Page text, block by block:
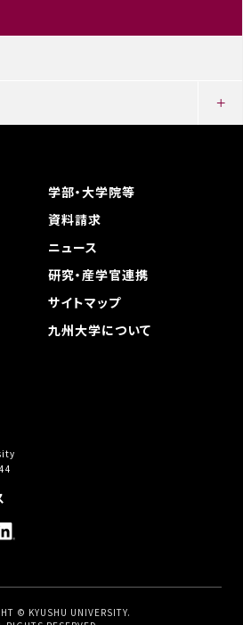
学部・大学院等
資料請求
ニュース
研究・産学官連携
サイトマップ
九州大学について
© KYUSHU UNIVERSITY.